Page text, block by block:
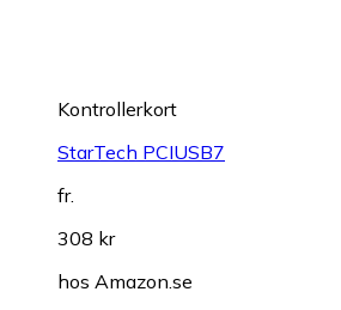
Kontrollerkort
StarTech PCIUSB7
fr.
308 kr
hos Amazon.se